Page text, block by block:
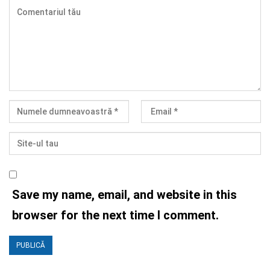
Save my name, email, and website in this
browser for the next time I comment.